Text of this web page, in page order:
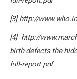
[3] http://
[4] http://
birth-defects-the-
full-report.pdf